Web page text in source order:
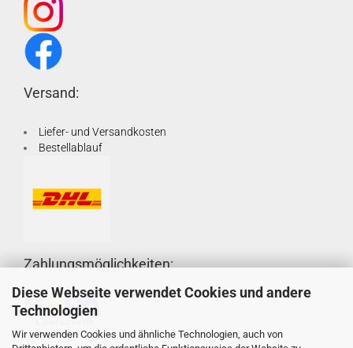
Diese Webseite verwendet Cookies und andere
Technologien
Wir verwenden Cookies und ähnliche Technologien, auch von
Versand:
Liefer- und Versandkosten
Bestellablauf
Zahlungsmöglichkeiten: